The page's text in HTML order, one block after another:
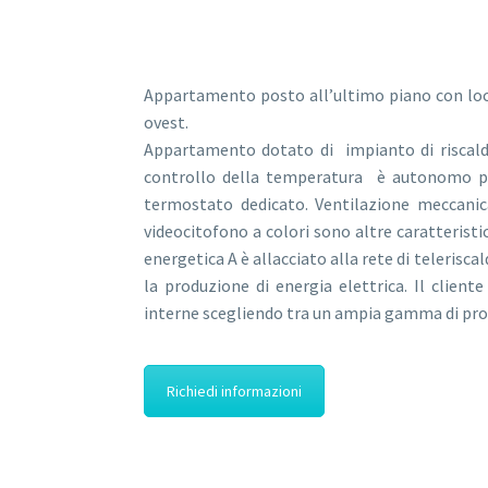
Appartamento posto all’ultimo piano con
ovest.
Appartamento dotato di impianto di
controllo della temperatura è autonomo
termostato dedicato. Ventilazione
videocitofono a colori sono altre
energetica A è allacciato alla rete di
la produzione di energia elettrica. Il
interne scegliendo tra un ampia gamma di
Richiedi informazioni